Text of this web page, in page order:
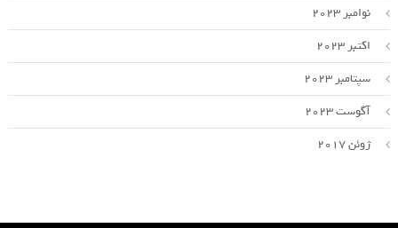
نوامبر 2023
اکتبر 2023
سپتامبر 2023
آگوست 2023
ژوئن 2017